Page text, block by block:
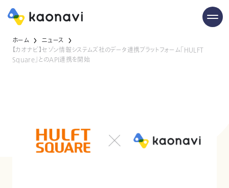
ホーム
ニュース
【カオナビ】セゾン情報システムズ社のデータ連携プラットフォーム「HULFT
Square」とのAPI連携を開始